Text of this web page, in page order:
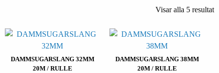
Visar alla 5 resultat
DAMMSUGARSLANG 32MM
20M / RULLE
DAMMSUGARSLANG 38MM
20M / RULLE